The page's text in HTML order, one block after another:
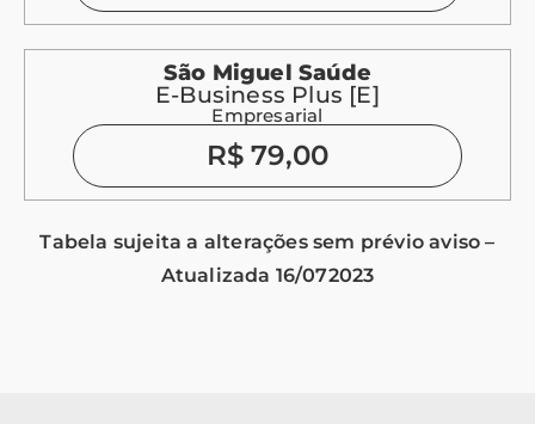
São Miguel Saúde
E-Business Plus [E]
Empresarial
R$ 79,00
Tabela sujeita a alterações sem prévio aviso –
Atualizada 16/072023